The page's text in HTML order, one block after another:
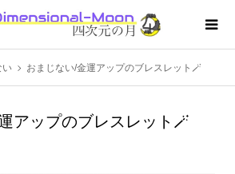
い おまじない/金運アップのブレスレット🪄
アップのブレスレット🪄